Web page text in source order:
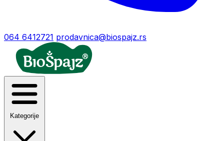
064 6412721 prodavnica@biospajz.rs
Kategorije